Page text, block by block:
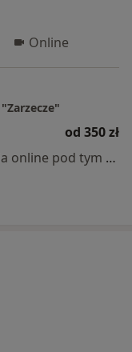
Online
od 350 zł
Specjalista nie oferuje umawiania online pod tym adresem.